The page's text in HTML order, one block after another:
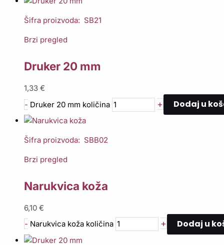
Šifra proizvoda: SB21
Brzi pregled
Druker 20 mm
1,33 €
- Druker 20 mm količina + Dodaj u
Šifra proizvoda: SBB02
Brzi pregled
Narukvica koža
6,10 €
- Narukvica koža količina + Dodaj u